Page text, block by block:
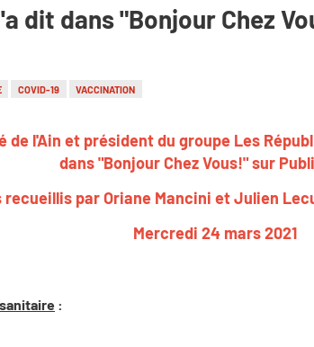
dit dans "Bonjour Chez
COVID-19 VACCINATION
de l'Ain et président du groupe Les
dans "Bonjour Chez Vous!" sur
recueillis par Oriane Mancini et Julien
Mercredi 24 mars 2021
: